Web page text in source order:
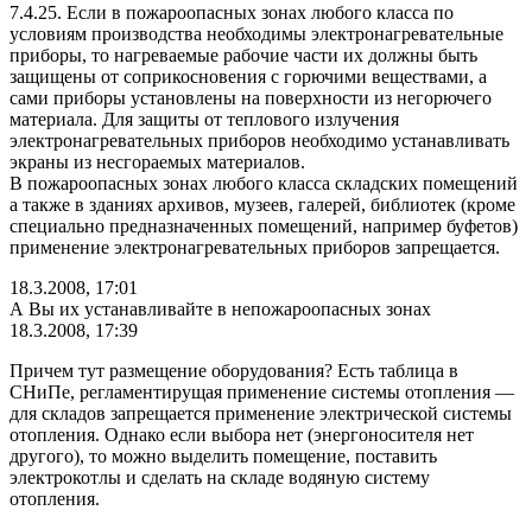
7.4.25. Если в пожароопасных зонах любого класса по
условиям производства необходимы электронагревательные
приборы, то нагреваемые рабочие части их должны быть
защищены от соприкосновения с горючими веществами, а
сами приборы установлены на поверхности из негорючего
материала. Для защиты от теплового излучения
электронагревательных приборов необходимо устанавливать
экраны из несгораемых материалов.
В пожароопасных зонах любого класса складских помещений
а также в зданиях архивов, музеев, галерей, библиотек (кроме
специально предназначенных помещений, например буфетов)
применение электронагревательных приборов запрещается.
18.3.2008, 17:01
А Вы их устанавливайте в непожароопасных зонах
18.3.2008, 17:39
Причем тут размещение оборудования? Есть таблица в
СНиПе, регламентирущая применение системы отопления —
для складов запрещается применение электрической системы
отопления. Однако если выбора нет (энергоносителя нет
другого), то можно выделить помещение, поставить
электрокотлы и сделать на складе водяную систему
отопления.